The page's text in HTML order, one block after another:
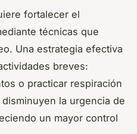
fortalecer el
técnicas que
Una estrategia efectiva
breves:
o practicar respiración
la urgencia de
un mayor control